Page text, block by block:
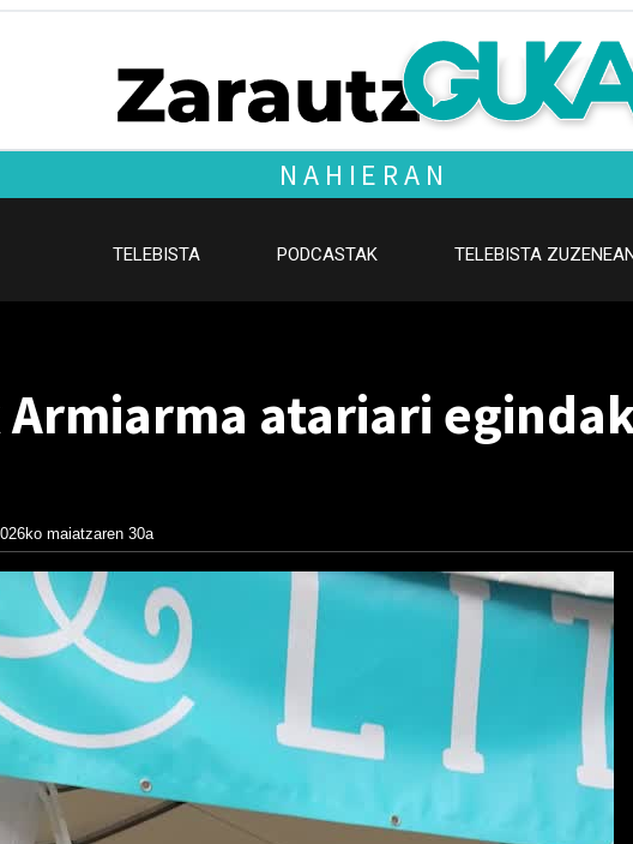
NAHIERAN
TELEBISTA PODCASTAK TELEBISTA
atariari
maiatzaren 30a